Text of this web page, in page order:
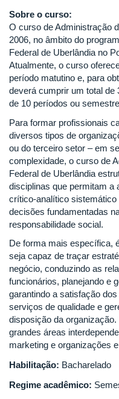
Sobre o curso:
O curso de Administração
2006, no âmbito do
Federal de Uberlândia no
Atualmente, o curso
período matutino e, para
deverá cumprir um total de
de 10 períodos ou
Para formar profissionais
diversos tipos de
ou do terceiro setor – em
complexidade, o curso de
Federal de Uberlândia
disciplinas que permitam a
crítico-analítico
decisões fundamentadas
responsabilidade social.
De forma mais específica,
seja capaz de traçar
negócio, conduzindo as
funcionários, planejando e
garantindo a satisfação
serviços de qualidade e
disposição da
grandes áreas
marketing e organizações
Habilitação: Bacharelado
Regime acadêmico: